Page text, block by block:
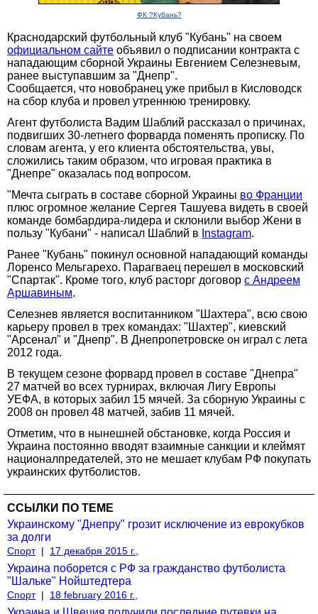
ФК ?Кубань?
Краснодарский футбольный клуб "Кубань" на своем
официальном сайте объявил о подписании контракта с
нападающим сборной Украины Евгением Селезневым,
ранее выступавшим за "Днепр".
Сообщается, что новобранец уже прибыл в Кисловодск
на сбор клуба и провел утреннюю тренировку.
Агент футболиста Вадим Шаблий рассказал о причинах,
подвигших 30-летнего форварда поменять прописку. По
словам агента, у его клиента обстоятельства, увы,
сложились таким образом, что игровая практика в
"Днепре" оказалась под вопросом.
"Мечта сыграть в составе сборной Украины во Франции
плюс огромное желание Сергея Ташуева видеть в своей
команде бомбардира-лидера и склонили выбор Жени в
пользу "Кубани" - написал Шаблий в Instagram.
Ранее "Кубань" покинул основной нападающий команды
Лоренсо Мельгарехо. Парагваец перешел в московский
"Спартак". Кроме того, клуб расторг договор с Андреем
Аршавиным.
Селезнев является воспитанником "Шахтера", всю свою
карьеру провел в трех командах: "Шахтер", киевский
"Арсенал" и "Днепр". В Днепропетровске он играл с лета
2012 года.
В текущем сезоне форвард провел в составе "Днепра"
27 матчей во всех турнирах, включая Лигу Европы
УЕФА, в которых забил 15 мячей. За сборную Украины с
2008 он провел 48 матчей, забив 11 мячей.
Отметим, что в нынешней обстановке, когда Россия и
Украина постоянно вводят взаимные санкции и клеймят
националпредателей, это не мешает клубам РФ покупать
украинских футболистов.
ССЫЛКИ ПО ТЕМЕ
Украинскому "Днепру" грозит исключение из еврокубков
за долги
Спорт | 17 декабря 2015 г.,
Украина поборется с РФ за гражданство футболиста
"Шальке" Нойштедтера
Спорт | 18 february 2016 г.,